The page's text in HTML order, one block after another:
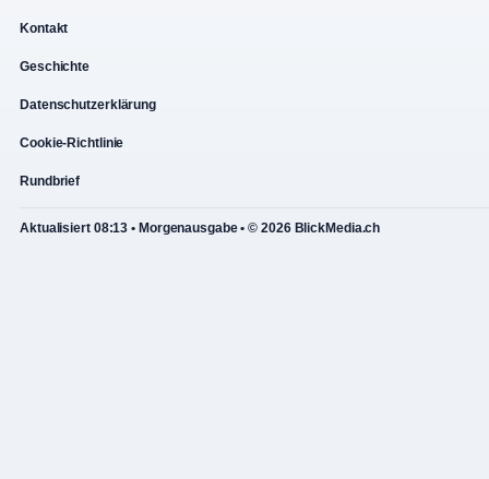
Kontakt
Geschichte
Datenschutzerklärung
Cookie-Richtlinie
Rundbrief
Aktualisiert 08:13 • Morgenausgabe • © 2026 BlickMedia.ch